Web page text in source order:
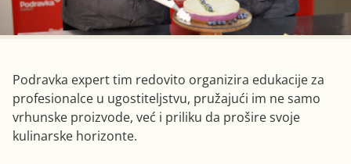
Podravka expert tim redovito organizira edukacije za
profesionalce u ugostiteljstvu, pružajući im ne samo
vrhunske proizvode, već i priliku da prošire svoje
kulinarske horizonte.